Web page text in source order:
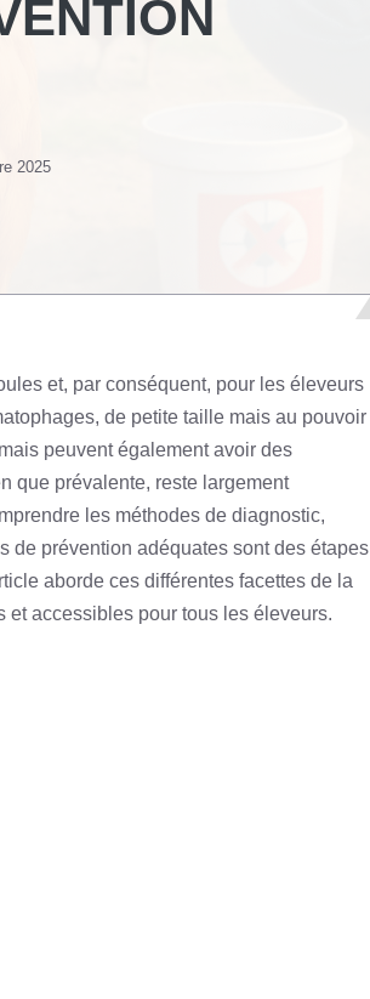
2025
et, par conséquent, pour les éleveurs
de petite taille mais au pouvoir
peuvent également avoir des
que prévalente, reste largement
les méthodes de diagnostic,
de prévention adéquates sont des étapes
aborde ces différentes facettes de la
et accessibles pour tous les éleveurs.